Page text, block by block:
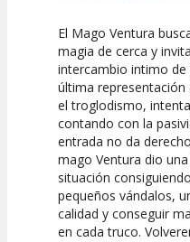
10
Calidad del
Espectáculo
10
Puesta
Escena
El Mago Ventura
magia de cerca y
intercambio intimo de
última
el troglodismo,
contando con la
entrada no da
mago Ventura dio
situación
pequeños vándalos,
calidad y conseguir
en cada truco.